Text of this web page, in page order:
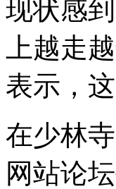
现状感
上越走
表示，
在少林
网站论